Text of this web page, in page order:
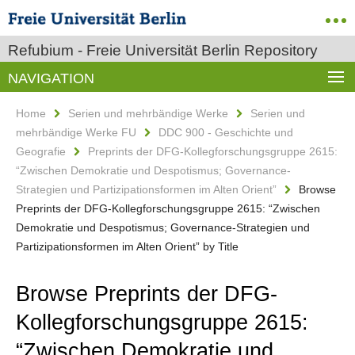
Refubium - Freie Universität Berlin Repository
NAVIGATION
Home Serien und mehrbändige Werke
Serien und
mehrbändige Werke FU
DDC 900 - Geschichte und
Geografie
Preprints der DFG-Kollegforschungsgruppe 2615:
“Zwischen Demokratie und Despotismus; Governance-
Strategien und Partizipationsformen im Alten Orient”
Browse
Preprints der DFG-Kollegforschungsgruppe 2615: “Zwischen
Demokratie und Despotismus; Governance-Strategien und
Partizipationsformen im Alten Orient” by Title
Browse Preprints der DFG-
Kollegforschungsgruppe 2615: